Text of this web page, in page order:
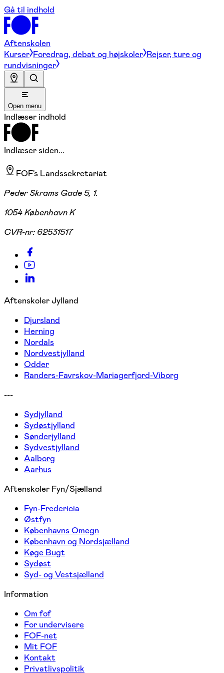
Gå til indhold
Aftenskolen
Kurser Foredrag, debat og højskoler Rejser, ture og
rundvisninger
Open menu
Indlæser indhold
Indlæser siden...
FOF's Landssekretariat
Peder Skrams Gade 5, 1.
1054 København K
CVR-nr: 62531517
Aftenskoler Jylland
Djursland
Herning
Nordals
Nordvestjylland
Odder
Randers-Favrskov-Mariagerfjord-Viborg
---
Sydjylland
Sydøstjylland
Sønderjylland
Sydvestjylland
Aalborg
Aarhus
Aftenskoler Fyn/Sjælland
Fyn-Fredericia
Østfyn
Københavns Omegn
København og Nordsjælland
Køge Bugt
Sydøst
Syd- og Vestsjælland
Information
Om fof
For undervisere
FOF-net
Mit FOF
Kontakt
Privatlivspolitik